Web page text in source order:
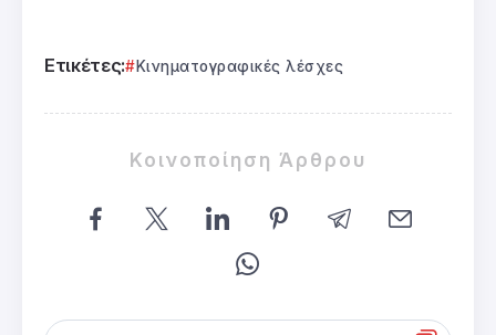
Ετικέτες: Κινηματογραφικές λέσχες
Κοινοποίηση Άρθρου